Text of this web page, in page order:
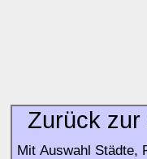
Bewertungen
Mit Auswahl Städte,